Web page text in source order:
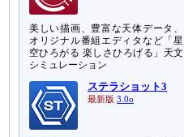
美しい描画、豊富な天体データ、
オリジナル番組エディタなど「星
空ひろがる 楽しさひろげる」天文
シミュレーション
ステラショット3
最新版 3.0o